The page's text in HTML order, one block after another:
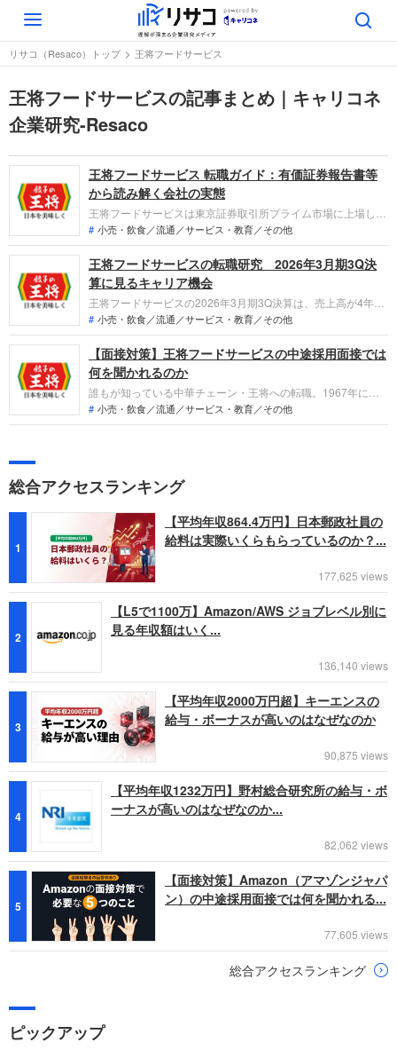
Toggle
navigation
リサコ（Resaco）トップ 王将フードサービス
王将フードサービスの記事まとめ｜キャリコネ
企業研究-Resaco
王将フードサービス 転職ガイド：有価証券報告書等
から読み解く会社の実態
王将フードサービスは東京証券取引所プライム市場に上場し、
中華料理を主体にした直営レストランチェーンの運営やフラン
チャイズ事業を展開しています。業績面では過去最高売上を4
年連続で更新し5年連続の増収を達成した一方、コスト上昇の
影響で営業利益は減益となりました。
小売・飲食／流通／サービス・教育／その他
王将フードサービスの転職研究 2026年3月期3Q決
算に見るキャリア機会
王将フードサービスの2026年3月期3Q決算は、売上高が4年連
続で過去最高を更新。大幅な賃上げや株式交付など人的資本へ
の投資を強化する一方、東京に新たな人材育成拠点を開設し、
東日本での攻勢を強めています。「なぜ今、王将なのか？」転
職希望者がどの事業でどんな役割を担えるのか、最新データか
ら整理します。
小売・飲食／流通／サービス・教育／その他
【面接対策】王将フードサービスの中途採用面接では
何を聞かれるのか
誰もが知っている中華チェーン・王将への転職。1967年に第
一号店を出店、1974年に法人化された老舗で、現在は全国に
600店舗以上を展開。中途採用面接は新卒の場合と違い、これ
にしっかり対策しておきましょう。
小売・飲食／流通／サービス・教育／その他
総合アクセスランキング
1
【平均年収864.4万円】日本郵政社員の
給料は実際いくらもらっているのか？...
177,625 views
2
【L5で1100万】Amazon/AWS ジョブレベル別に
見る年収額はいく...
136,140 views
3
【平均年収2000万円超】キーエンスの
給与・ボーナスが高いのはなぜなのか
90,875 views
4
【平均年収1232万円】野村総合研究所の給与・ボ
ーナスが高いのはなぜなのか...
82,062 views
5
【面接対策】Amazon（アマゾンジャパ
ン）の中途採用面接では何を聞かれる...
77,605 views
総合アクセスランキング
ピックアップ